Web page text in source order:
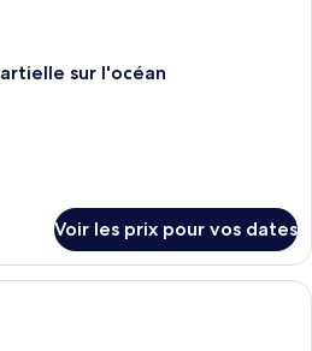
sur l'océan
Voir les prix pour vos dates